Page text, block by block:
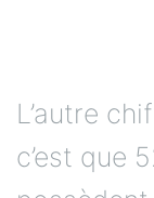
L’autre
c’est que